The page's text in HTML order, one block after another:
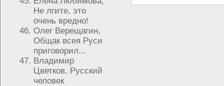
Не лгите, это
очень вредно!
Олег Верещагин,
Общак всея Руси
приговорил...
Владимир
Цветков, Русский
человек